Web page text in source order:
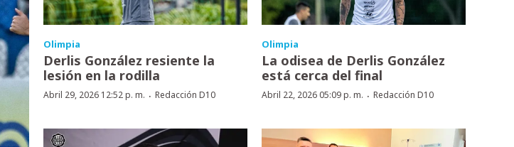
Olimpia
Derlis González resiente la
lesión en la rodilla
Abril 29, 2026 12:52 p. m. · Redacción D10
Olimpia
La odisea de Derlis González
está cerca del final
Abril 22, 2026 05:09 p. m. · Redacción D10